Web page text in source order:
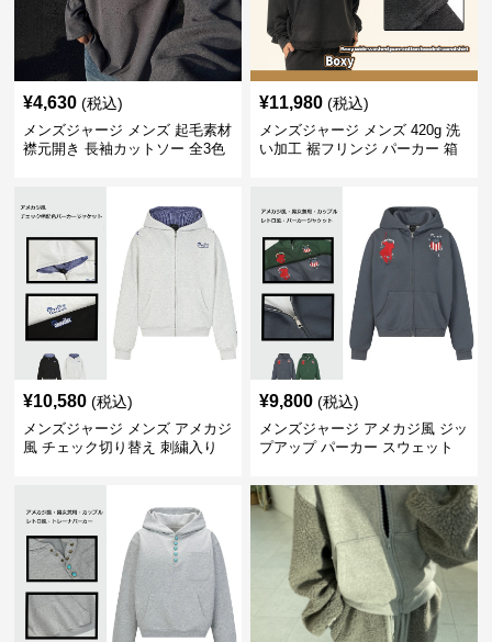
¥4,630 (税込)
メンズジャージ メンズ 起毛素材
襟元開き 長袖カットソー 全3色
¥11,980 (税込)
メンズジャージ メンズ 420g 洗
い加工 裾フリンジ パーカー 箱
¥10,580 (税込)
メンズジャージ メンズ アメカジ
風 チェック切り替え 刺繍入り
¥9,800 (税込)
メンズジャージ アメカジ風 ジッ
プアップ パーカー スウェット